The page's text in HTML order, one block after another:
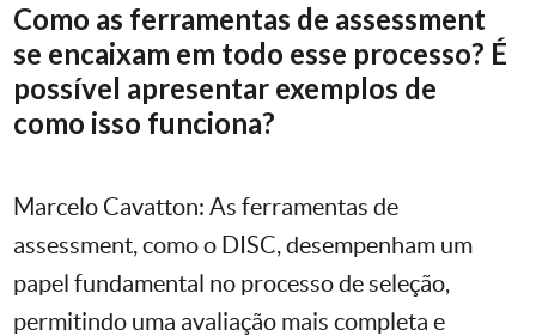
Como as ferramentas de assessment
se encaixam em todo esse processo? É
possível apresentar exemplos de
como isso funciona?
Marcelo Cavatton: As ferramentas de
assessment, como o DISC, desempenham um
papel fundamental no processo de seleção,
permitindo uma avaliação mais completa e